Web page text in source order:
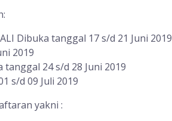
Dibuka tanggal 17 s/d 21 Juni 2019
2019
tanggal 24 s/d 28 Juni 2019
s/d 09 Juli 2019
yakni :